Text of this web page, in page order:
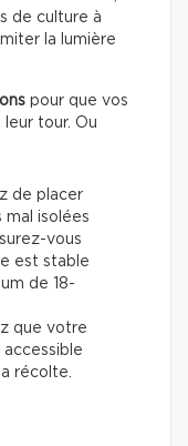
de culture à
la lumière
pour que vos
tour. Ou
de placer
isolées
vous
est stable
de 18-
que votre
récolte.